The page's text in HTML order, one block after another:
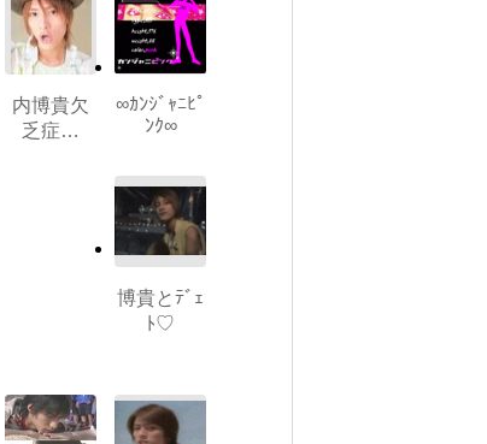
内博貴欠
乏症…
∞ｶﾝｼﾞｬﾆﾋﾟ
ﾝｸ∞
博貴とﾃﾞｪ
ﾄ♡